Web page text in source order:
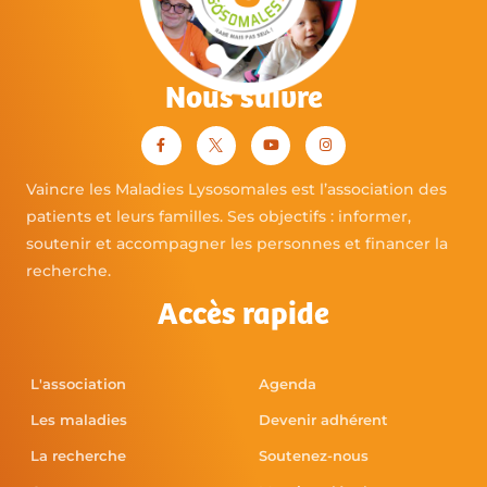
Nous suivre
Vaincre les Maladies Lysosomales est l’association des
patients et leurs familles. Ses objectifs : informer,
soutenir et accompagner les personnes et financer la
recherche.
Accès rapide
L'association
Les maladies
La recherche
Agenda
Devenir adhérent
Soutenez-nous